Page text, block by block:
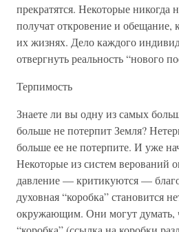
прекратятся. Некоторые никогда
получат откровение и обещание,
их жизнях. Дело каждого
отвергнуть реальность “нового
Терпимость
Знаете ли вы одну из самых
больше не потерпит Земля?
больше ее не потерпите. И уже
Некоторые из систем верований
давление — критикуются —
духовная “коробка” становится
окружающим. Они могут думать,